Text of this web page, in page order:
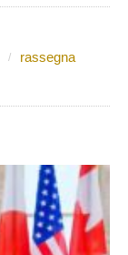
rassegna